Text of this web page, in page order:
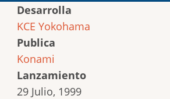
Desarrolla
KCE Yokohama
Publica
Konami
Lanzamiento
29 Julio, 1999